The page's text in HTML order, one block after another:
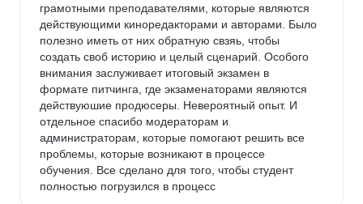
грамотными преподавателями, которые являются
действующими киноредакторами и авторами. Было
полезно иметь от них обратную свзяь, чтобы
создать своб историю и целый сценарий. Особого
внимания заслуживает итоговый экзамен в
формате питчинга, где экзаменаторами являются
действуюшие продюсеры. Невероятный опыт. И
отдельное спасибо модераторам и
администраторам, которые помогают решить все
проблемы, которые возникают в процессе
обучения. Все сделано для того, чтобы студент
полностью погрузился в процесс